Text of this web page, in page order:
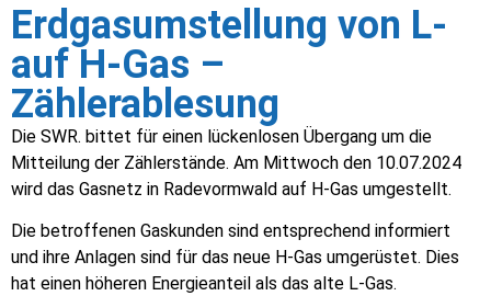
Erdgasumstellung von L-
auf H-Gas –
Zählerablesung
Die SWR. bittet für einen lückenlosen Übergang um die
Mitteilung der Zählerstände. Am Mittwoch den 10.07.2024
wird das Gasnetz in Radevormwald auf H-Gas umgestellt.
Die betroffenen Gaskunden sind entsprechend informiert
und ihre Anlagen sind für das neue H-Gas umgerüstet. Dies
hat einen höheren Energieanteil als das alte L-Gas.